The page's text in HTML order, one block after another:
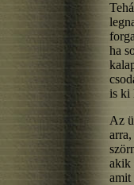
ha
is ki
Az
akik
amit